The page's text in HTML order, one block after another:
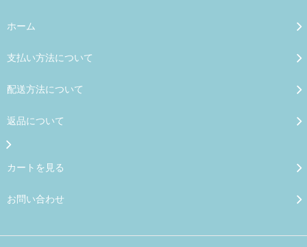
ホーム
支払い方法について
配送方法について
返品について
カートを見る
お問い合わせ